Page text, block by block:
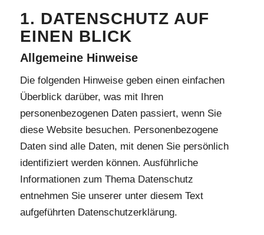
1. DATENSCHUTZ AUF
EINEN BLICK
Allgemeine Hinweise
Die folgenden Hinweise geben einen einfachen
Überblick darüber, was mit Ihren
personenbezogenen Daten passiert, wenn Sie
diese Website besuchen. Personenbezogene
Daten sind alle Daten, mit denen Sie persönlich
identifiziert werden können. Ausführliche
Informationen zum Thema Datenschutz
entnehmen Sie unserer unter diesem Text
aufgeführten Datenschutzerklärung.